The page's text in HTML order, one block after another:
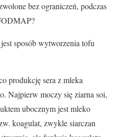
bez ograniczeń, podczas
sposób wytworzenia tofu
produkcję sera z mleka
Najpierw moczy się ziarna soi,
ubocznym jest mleko
koagulat, zwykle siarczan